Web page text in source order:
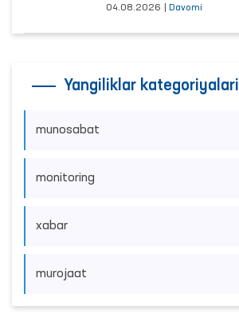
04.08.2026 Davomi
Yangiliklar kategoriyalari
munosabat
monitoring
xabar
murojaat